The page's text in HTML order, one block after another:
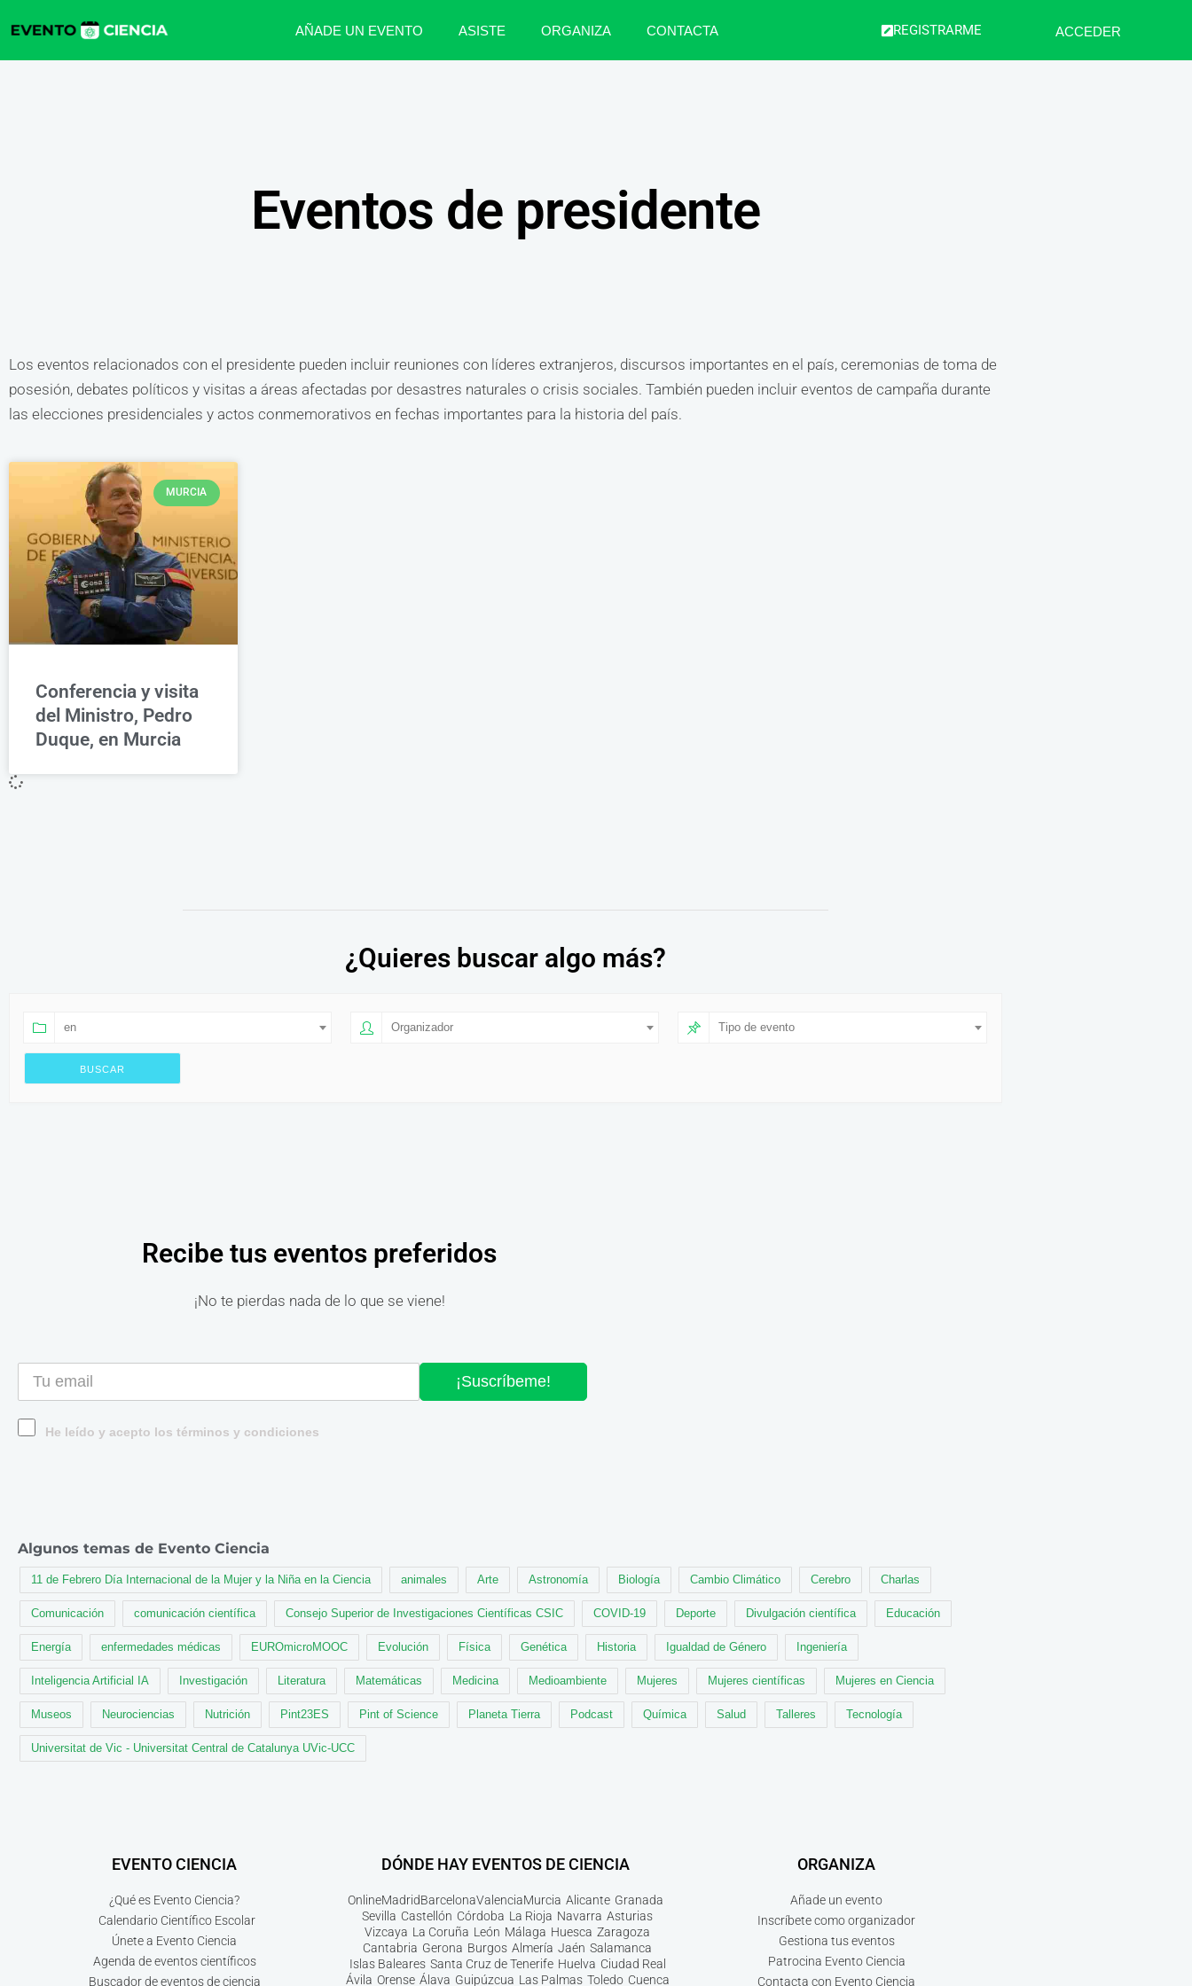
AÑADE UN EVENTO ASISTE ORGANIZA CONTACTA REGISTRARME ACCEDER
Eventos de presidente
Los eventos relacionados con el presidente pueden incluir reuniones con líderes extranjeros, discursos importantes en el país, ceremonias de toma de
posesión, debates políticos y visitas a áreas afectadas por desastres naturales o crisis sociales. También pueden incluir eventos de campaña durante
las elecciones presidenciales y actos conmemorativos en fechas importantes para la historia del país.
MURCIA
Conferencia y visita
del Ministro, Pedro
Duque, en Murcia
¿Quieres buscar algo más?
en Organizador Tipo de evento
Recibe tus eventos preferidos
¡No te pierdas nada de lo que se viene!
¡Suscríbeme!
He leído y acepto los términos y condiciones
Algunos temas de Evento Ciencia
11 de Febrero Día Internacional de la Mujer y la Niña en la Ciencia animales Arte Astronomía Biología Cambio Climático Cerebro Charlas
Comunicación comunicación científica Consejo Superior de Investigaciones Científicas CSIC COVID-19 Deporte Divulgación científica Educación
Energía enfermedades médicas EUROmicroMOOC Evolución Física Genética Historia Igualdad de Género Ingeniería
Inteligencia Artificial IA Investigación Literatura Matemáticas Medicina Medioambiente Mujeres Mujeres científicas Mujeres en Ciencia
Museos Neurociencias Nutrición Pint23ES Pint of Science Planeta Tierra Podcast Química Salud Talleres Tecnología
Universitat de Vic - Universitat Central de Catalunya UVic-UCC
EVENTO CIENCIA
¿Qué es Evento Ciencia?
Calendario Científico Escolar
Únete a Evento Ciencia
Agenda de eventos científicos
Buscador de eventos de ciencia
DÓNDE HAY EVENTOS DE CIENCIA
OnlineMadridBarcelonaValenciaMurcia Alicante Granada
Sevilla Castellón Córdoba La Rioja Navarra Asturias
Vizcaya La Coruña León Málaga Huesca Zaragoza
Cantabria Gerona Burgos Almería Jaén Salamanca
Islas Baleares Santa Cruz de Tenerife Huelva Ciudad Real
Ávila Orense Álava Guipúzcua Las Palmas Toledo Cuenca
ORGANIZA
Añade un evento
Inscríbete como organizador
Gestiona tus eventos
Patrocina Evento Ciencia
Contacta con Evento Ciencia